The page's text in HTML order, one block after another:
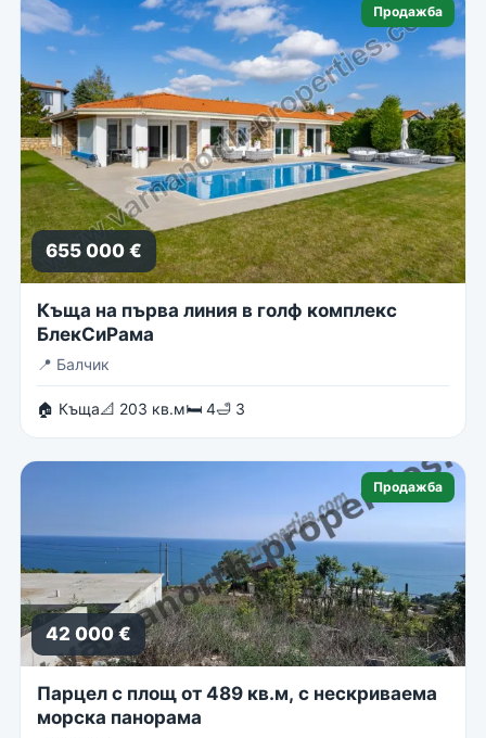
Продажба
655 000 €
Къща на първа линия в голф комплекс
БлекСиРама
📍 Балчик
🏠 Къща📐 203 кв.м🛏 4🛁 3
Продажба
42 000 €
Парцел с площ от 489 кв.м, с нескриваема
морска панорама